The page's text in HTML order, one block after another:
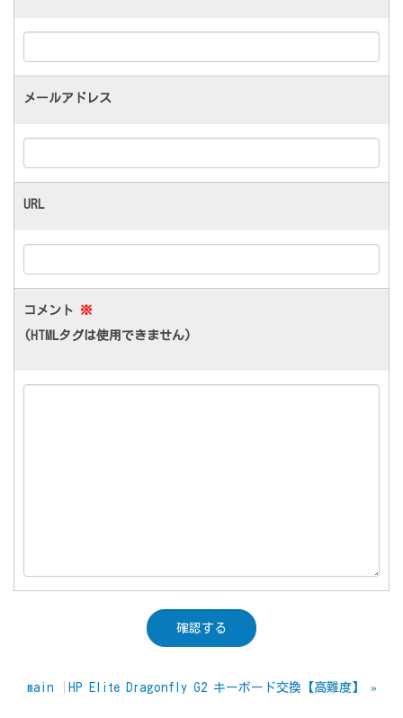
メールアドレス
URL
コメント ※
(HTMLタグは使用できません)
main HP Elite Dragonfly G2 キーボード交換【高難度】 »